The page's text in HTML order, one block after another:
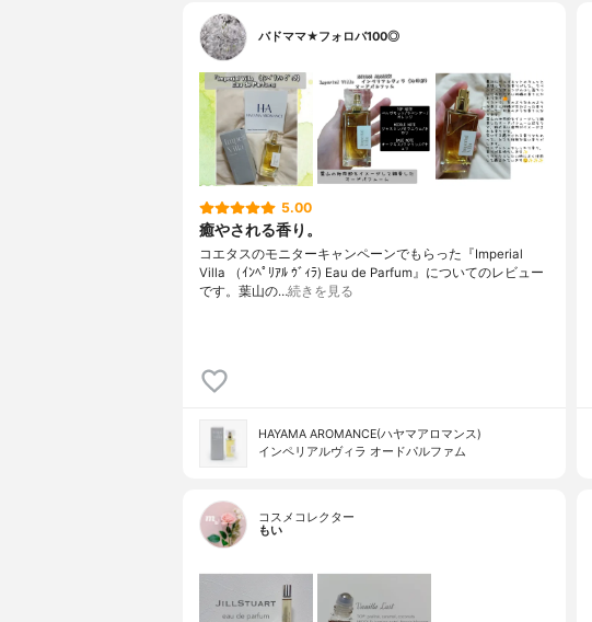
バドママ★フォロバ100◎
5.00
癒やされる香り。
コエタスのモニターキャンペーンでもらった『Imperial
Villa （ｲﾝﾍﾟﾘｱﾙ ｳﾞｨﾗ) Eau de Parfum』についてのレビュー
です。葉山の…続きを見る
HAYAMA AROMANCE(ハヤマアロマンス)
インペリアルヴィラ オードパルファム
コスメコレクター
もい